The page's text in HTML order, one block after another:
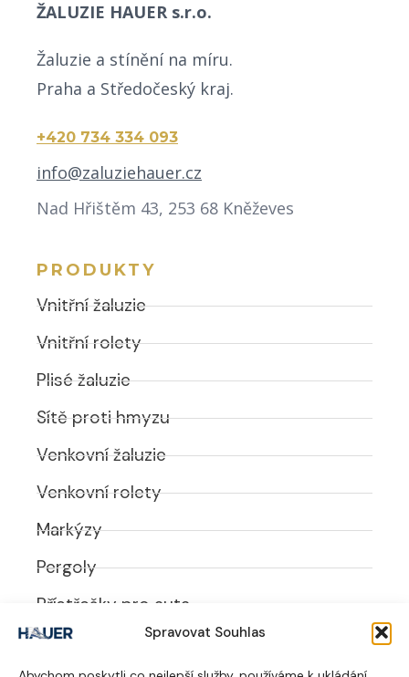
Spravovat Souhlas
ŽALUZIE HAUER s.r.o.
Žaluzie a stínění na míru.
Praha a Středočeský kraj.
+420 734 334 093
info@zaluziehauer.cz
Nad Hřištěm 43, 253 68 Kněževes
PRODUKTY
Vnitřní žaluzie
Vnitřní rolety
Plisé žaluzie
Sítě proti hmyzu
Venkovní žaluzie
Venkovní rolety
Markýzy
Pergoly
Přístřešky pro auta
UŽITEČNÉ ODKAZY